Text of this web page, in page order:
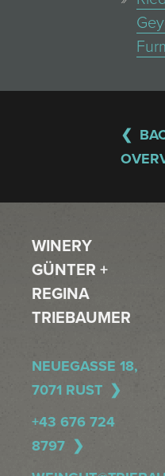
WINERY
GÜNTER +
REGINA
TRIEBAUMER
NEUEGASSE 18,
7071 RUST
+43 676 724
8797